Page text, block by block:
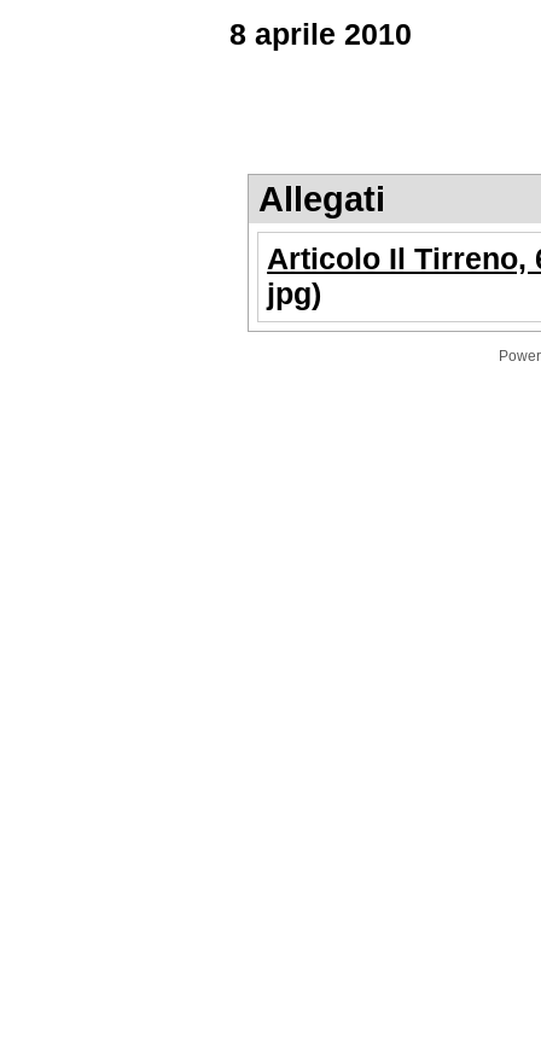
8 aprile 2010
Allegati
Articolo Il Tirreno,
jpg)